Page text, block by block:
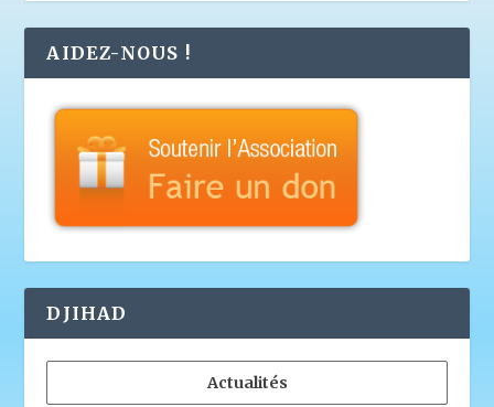
AIDEZ-NOUS !
DJIHAD
Actualités